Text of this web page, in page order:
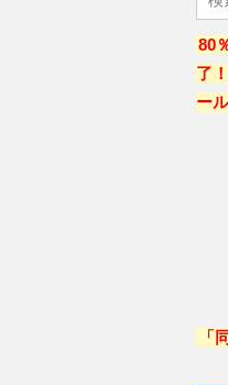
80
了
ー
「